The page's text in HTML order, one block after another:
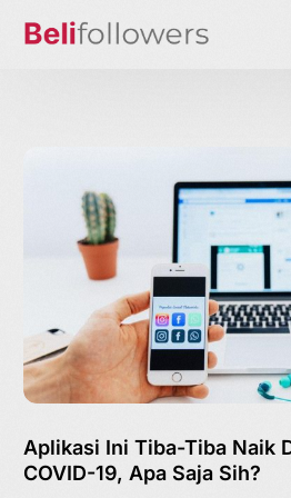
Aplikasi Ini Tiba-Tiba Naik
COVID-19, Apa Saja Sih?